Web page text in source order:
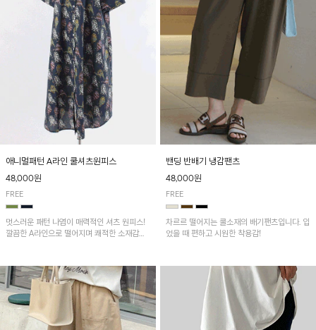
애니멀패턴 A라인 쿨셔츠원피스
48,000원
FREE
멋스러운 패턴 나염이 매력적인 셔츠 원피스!
깔끔한 A라인으로 떨어지며 쾌적한 소재감으
밴딩 반배기 냉감팬츠
48,000원
FREE
차르르 떨어지는 쿨소재의 배기팬츠입니다. 입
었을 때 편하고 시원한 착용감!